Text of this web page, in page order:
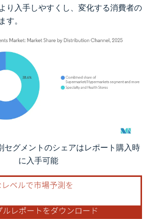
り入手しやすくし、変化する消費者の
す。
。再利用にはCC BY 4.0の表示が必要です。
セグメントのシェアはレポート購入時
に入手可能